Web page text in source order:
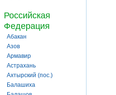
Российская
Федерация
Абакан
Азов
Армавир
Астрахань
Ахтырский (пос.)
Балашиха